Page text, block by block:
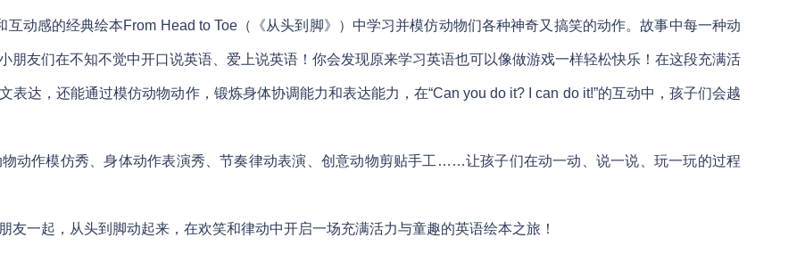
动感的经典绘本From Head to Toe（《从头到脚》）中学习并模仿动物们各种神奇又搞笑的动作。故事中每一种动
朋友们在不知不觉中开口说英语、爱上说英语！你会发现原来学习英语也可以像做游戏一样轻松快乐！在这段充满活
表达，还能通过模仿动物动作，锻炼身体协调能力和表达能力，在“Can you do it? I can do it!”的互动中，孩子们会越
动作模仿秀、身体动作表演秀、节奏律动表演、创意动物剪贴手工……让孩子们在动一动、说一说、玩一玩的过程
友一起，从头到脚动起来，在欢笑和律动中开启一场充满活力与童趣的英语绘本之旅！